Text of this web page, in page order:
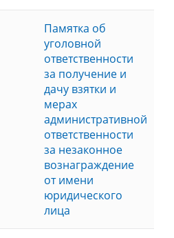
Памятка об
уголовной
ответственности
за получение и
дачу взятки и
мерах
административной
ответственности
за незаконное
вознаграждение
от имени
юридического
лица